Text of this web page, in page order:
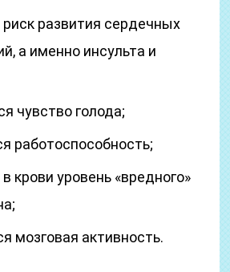
развития сердечных
а именно инсульта и
чувство голода;
работоспособность;
крови уровень «вредного»
мозговая активность.